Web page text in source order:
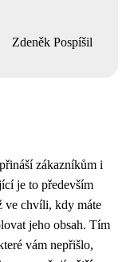
Zdeněk Pospíšil
zákazníkům i
je to především
ve chvíli, kdy máte
jeho obsah. Tím
vám nepřišlo,